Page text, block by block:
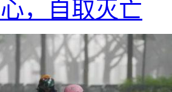
，自取灭亡